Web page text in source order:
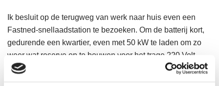
Ik besluit op de terugweg van werk naar huis even een
Fastned-snellaadstation te bezoeken. Om de batterij kort,
gedurende een kwartier, even met 50 kW te laden om zo
weer wat reserve op te bouwen voor het trage 220 Volt-
laden thuis en op het werk. Maar… na het aankoppelen
van de dikke kabel en het activeren van de lader met de